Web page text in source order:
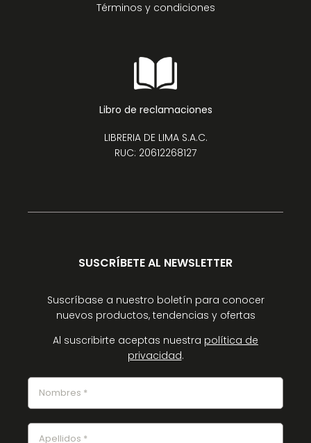
Términos y condiciones
Libro de reclamaciones
LIBRERIA DE LIMA S.A.C.
RUC: 20612268127
SUSCRÍBETE AL NEWSLETTER
Suscríbase a nuestro boletín para conocer
nuevos productos, tendencias y ofertas
Al suscribirte aceptas nuestra política de
privacidad.